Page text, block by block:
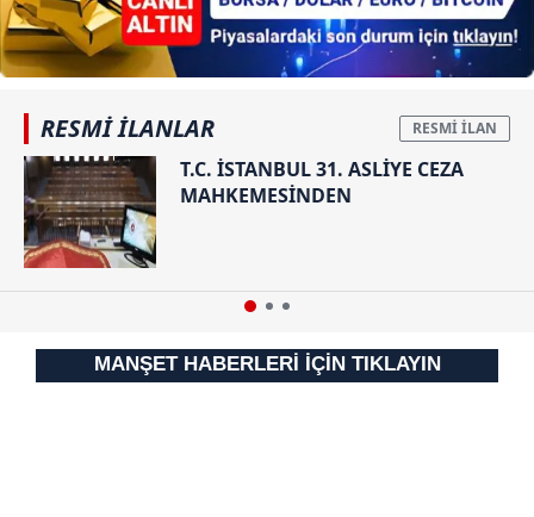
RESMİ İLANLAR
T.C. İSTANBUL 31. ASLİYE CEZA
MAHKEMESİNDEN
MANŞET HABERLERİ İÇİN TIKLAYIN